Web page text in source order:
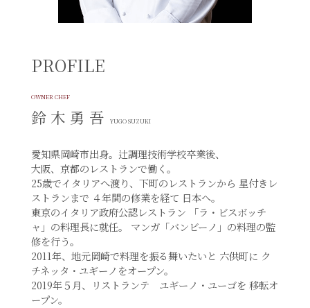
PROFILE
OWNER CHEF
鈴 木 勇 吾 YUGO SUZUKI
愛知県岡崎市出身。辻調理技術学校卒業後、
大阪、京都のレストランで働く。
25歳でイタリアへ渡り、下町のレストランから 星付きレ
ストランまで ４年間の修業を経て 日本へ。
東京のイタリア政府公認レストラン 「ラ・ビスボッチ
ャ」の料理長に就任。
マンガ「バンビーノ」の料理の監
修を行う。
2011年、地元岡崎で料理を振る舞いたいと 六供町に ク
チネッタ・ユギーノをオープン。
2019年５月、リストランテ ユギーノ・ユーゴを 移転オ
ープン。